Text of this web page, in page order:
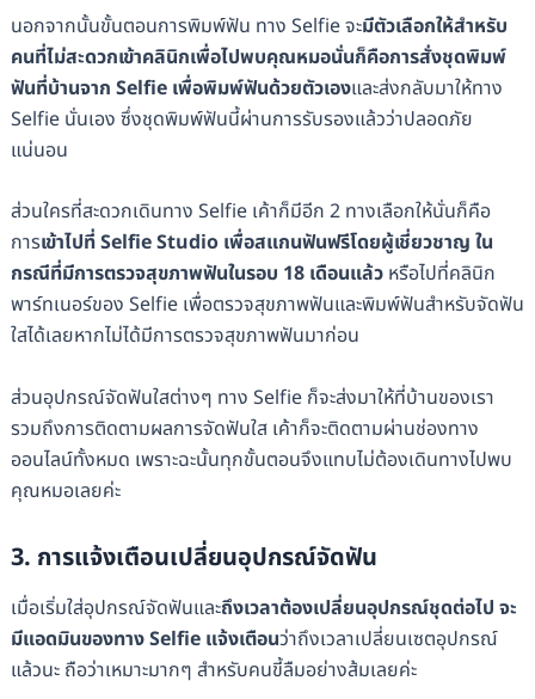
นอกจากนั้นขั้นตอนการพิมพ์ฟัน ทาง Selfie จะมีตัวเลือกให้สำหรับ
คนที่ไม่สะดวกเข้าคลินิกเพื่อไปพบคุณหมอนั่นก็คือการสั่งชุดพิมพ์
ฟันที่บ้านจาก Selfie เพื่อพิมพ์ฟันด้วยตัวเองและส่งกลับมาให้ทาง
Selfie นั่นเอง ซึ่งชุดพิมพ์ฟันนี้ผ่านการรับรองแล้วว่าปลอดภัย
แน่นอน
ส่วนใครที่สะดวกเดินทาง Selfie เค้าก็มีอีก 2 ทางเลือกให้นั่นก็คือ
การเข้าไปที่ Selfie Studio เพื่อสแกนฟันฟรีโดยผู้เชี่ยวชาญ ใน
กรณีที่มีการตรวจสุขภาพฟันในรอบ 18 เดือนแล้วหรือไปที่คลินิก
พาร์ทเนอร์ของ Selfie เพื่อตรวจสุขภาพฟันและพิมพ์ฟันสำหรับจัดฟัน
ใสได้เลยหากไม่ได้มีการตรวจสุขภาพฟันมาก่อน
ส่วนอุปกรณ์จัดฟันใสต่างๆ ทาง Selfie ก็จะส่งมาให้ที่บ้านของเรา
รวมถึงการติดตามผลการจัดฟันใส เค้าก็จะติดตามผ่านช่องทาง
ออนไลน์ทั้งหมด เพราะฉะนั้นทุกขั้นตอนจึงแทบไม่ต้องเดินทางไปพบ
คุณหมอเลยค่ะ
3. การแจ้งเตือนเปลี่ยนอุปกรณ์จัดฟัน
เมื่อเริ่มใส่อุปกรณ์จัดฟันและถึงเวลาต้องเปลี่ยนอุปกรณ์ชุดต่อไป จะ
มีแอดมินของทาง Selfie แจ้งเตือนว่าถึงเวลาเปลี่ยนเซตอุปกรณ์
แล้วนะ ถือว่าเหมาะมากๆ สำหรับคนขี้ลืมอย่างส้มเลยค่ะ